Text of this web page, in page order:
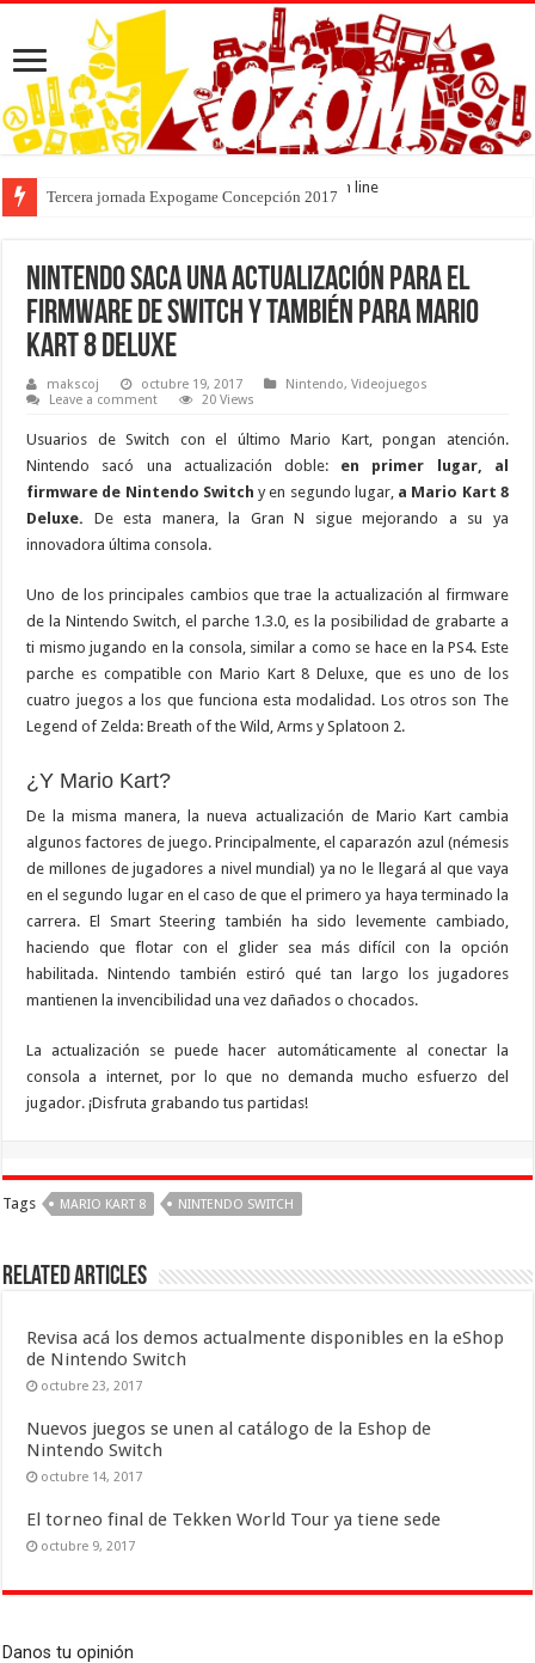
Tercera jornada Expogame Concepción 2017
: mysql_query(): Unable to save result set inon line
Nintendo saca una actualización para el
firmware de Switch y también para Mario
Kart 8 Deluxe
makscoj octubre 19, 2017 Nintendo,Videojuegos
Leave a comment
20 Views
Usuarios de Switch con el último Mario Kart, pongan atención.
Nintendo sacó una actualización doble: en primer lugar, al
firmware de Nintendo Switch y en segundo lugar, a Mario Kart 8
Deluxe. De esta manera, la Gran N sigue mejorando a su ya
innovadora última consola.
Uno de los principales cambios que trae la actualización al firmware
de la Nintendo Switch, el parche 1.3.0, es la posibilidad de grabarte a
ti mismo jugando en la consola, similar a como se hace en la PS4. Este
parche es compatible con Mario Kart 8 Deluxe, que es uno de los
cuatro juegos a los que funciona esta modalidad. Los otros son The
Legend of Zelda: Breath of the Wild, Arms y Splatoon 2.
¿Y Mario Kart?
De la misma manera, la nueva actualización de Mario Kart cambia
algunos factores de juego. Principalmente, el caparazón azul (némesis
de millones de jugadores a nivel mundial) ya no le llegará al que vaya
en el segundo lugar en el caso de que el primero ya haya terminado la
carrera. El Smart Steering también ha sido levemente cambiado,
haciendo que flotar con el glider sea más difícil con la opción
habilitada. Nintendo también estiró qué tan largo los jugadores
mantienen la invencibilidad una vez dañados o chocados.
La actualización se puede hacer automáticamente al conectar la
consola a internet, por lo que no demanda mucho esfuerzo del
jugador. ¡Disfruta grabando tus partidas!
Tags MARIO KART 8 NINTENDO SWITCH
Related Articles
Revisa acá los demos actualmente disponibles en la eShop
de Nintendo Switch
octubre 23, 2017
Nuevos juegos se unen al catálogo de la Eshop de
Nintendo Switch
octubre 14, 2017
El torneo final de Tekken World Tour ya tiene sede
octubre 9, 2017
Danos tu opinión